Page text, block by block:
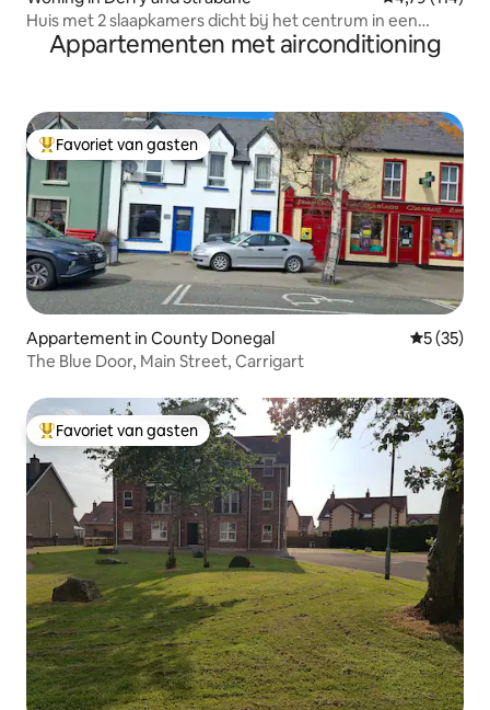
Huis met 2 slaapkamers dicht bij het centrum in een
rustige omgeving
Appartementen met airconditioning
Topfavoriet van gasten
Favoriet van gasten
Appartement in County Donegal
5 (35)
The Blue Door, Main Street, Carrigart
Topfavoriet van gasten
Favoriet van gasten